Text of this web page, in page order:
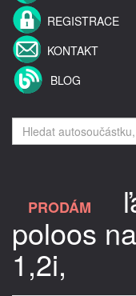
REGISTRACE
KONTAKT
BLOG
PRODÁM
poloos
1,2i,